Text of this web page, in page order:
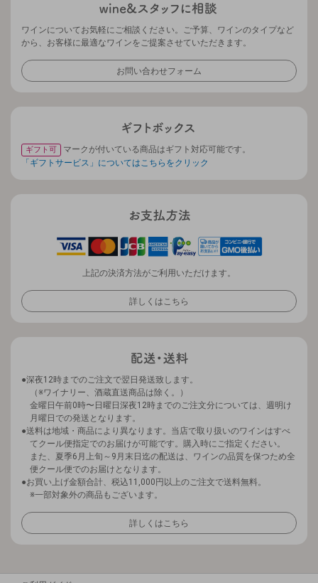
ワインについてお気軽にご相談ください。ご予算、ワインのタイプなど
から、お客様に最適なワインをご提案させていただきます。
お問い合わせフォーム
ギフト可
マークが付いている商品はギフト対応可能です。
「ギフトサービス」についてはこちらをクリック
上記の決済方法がご利用いただけます。
詳しくはこちら
深夜12時までのご注文で翌日発送致します。
（※ワイナリー、酒蔵直送商品は除く。）
金曜日午前0時〜日曜日深夜12時までのご注文分については、週明け
月曜日での発送となります。
送料は地域・商品により異なります。当店で取り扱いのワインはすべ
てクール便指定でのお届けが可能です。購入時にご指定ください。
また、夏季6月上旬～9月末日迄の配送は、ワインの品質を保つため全
便クール便でのお届けとなります。
お買い上げ金額合計、税込11,000円以上のご注文で送料無料。
※一部対象外の商品もございます。
詳しくはこちら